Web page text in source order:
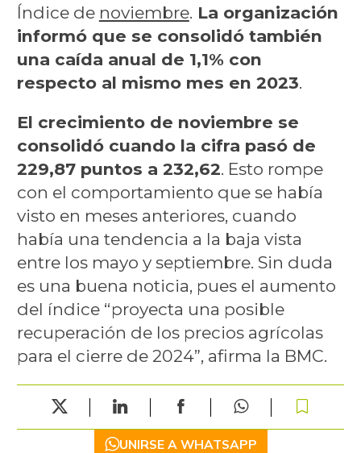
Índice de noviembre. La organización
informó que se consolidó también
una caída anual de 1,1% con
respecto al mismo mes en 2023.
El crecimiento de noviembre se
consolidó cuando la cifra pasó de
229,87 puntos a 232,62. Esto rompe
con el comportamiento que se había
visto en meses anteriores, cuando
había una tendencia a la baja vista
entre los mayo y septiembre. Sin duda
es una buena noticia, pues el aumento
del índice “proyecta una posible
recuperación de los precios agrícolas
para el cierre de 2024”, afirma la BMC.
UNIRSE A WHATSAPP